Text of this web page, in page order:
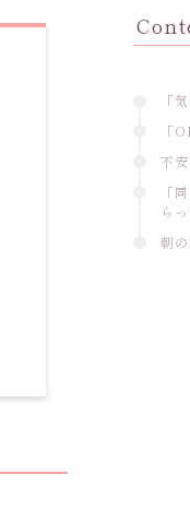
イ
ブ
「
「
不
「
ら
朝